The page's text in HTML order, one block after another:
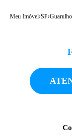
Meu Imóvel›SP›